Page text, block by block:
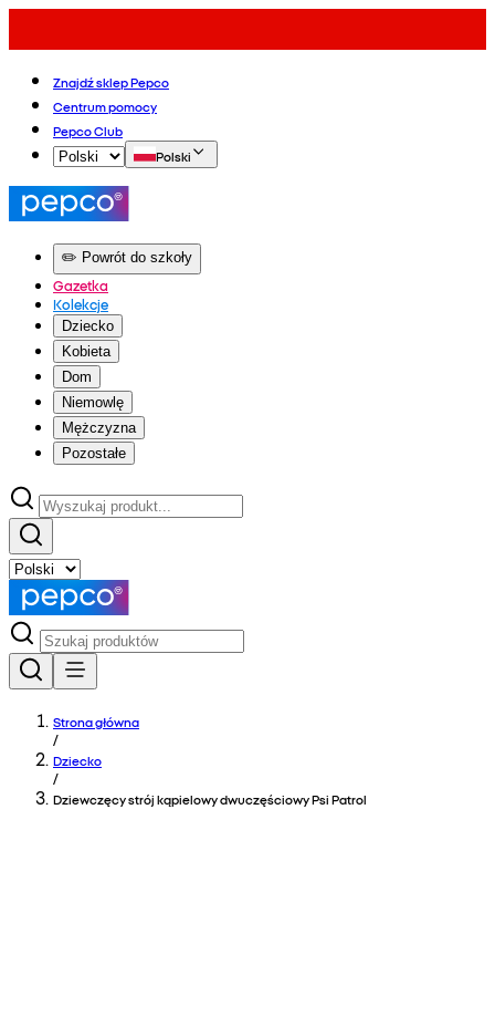
Znajdź sklep Pepco
Centrum pomocy
Pepco Club
Polski
✏️ Powrót do szkoły
Gazetka
Kolekcje
Dziecko
Kobieta
Dom
Niemowlę
Mężczyzna
Pozostałe
Strona główna
/
Dziecko
/
Dziewczęcy strój kąpielowy dwuczęściowy Psi Patrol